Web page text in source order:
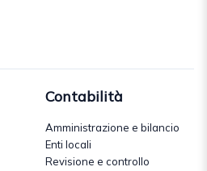
Contabilità
Amministrazione e bilancio
Enti locali
Revisione e controllo